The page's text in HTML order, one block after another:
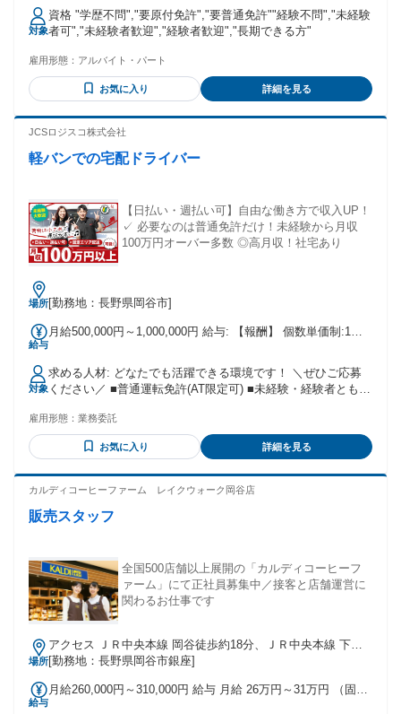
対象
資格 "学歴不問","要原付免許","要普通免許""経験不問","未経験
者可","未経験者歓迎","経験者歓迎","長期できる方"
雇用形態： アルバイト・パート
お気に入り 詳細を見る
JCSロジスコ株式会社
軽バンでの宅配ドライバー
【日払い・週払い可】自由な働き方で収入UP！
✓ 必要なのは普通免許だけ！未経験から月収
100万円オーバー多数 ◎高月収！社宅あり
場所[勤務地：長野県岡谷市]
給与
月給500,000円～1,000,000円 給与: 【報酬】 個数単価制:1個
例)売上81万円:180円×180個配達×25日稼働 ※ご紹介の案件や
お住まいの地域により異なります。 【モデル報酬】 開業2〜3
ヶ月で安定して50万円、 9割の方が平均55万円以上、 稼がれ
る方は90万円〜112万円以上！ 【月収 支払額トップ (直近3ヶ
職：建設業 ２位：110万円 54歳男性 拠点：兵庫県宝塚市 前
職：トラック運転手 ３位：105万円 35歳男性 拠点：静岡県沼
津市 前職：飲食業
対象
求める人材: どなたでも活躍できる環境です！ ＼ぜひご応募
ください／ ■普通運転免許(AT限定可) ■未経験・経験者ともに
40代・50代活躍中 ■Iターン・Uターン・Jターン◎ ■ 女性ドラ
イバーも30名近く活躍中！ └ 荷物は軽めの物がほとんどで
いて収入面も期待したい ・会社に縛られずに働きたい ・人間
る ・日払い・週払いを選びたい ・近場で働きたい ・トラッ
ーや配送先でのコミュニケーションは ありますが、業務中は
ほとんど人との 接触がないので、自分のペースで ストレスフ
リーに働けます!
雇用形態： 業務委託
お気に入り 詳細を見る
カルディコーヒーファーム レイクウォーク岡谷店
販売スタッフ
全国500店舗以上展開の「カルディコーヒーフ
ァーム」にて正社員募集中／接客と店舗運営に
関わるお仕事です
場所
アクセス ＪＲ中央本線 岡谷徒歩約18分、ＪＲ中央本線 下諏
訪徒歩約48分、ＪＲ中央本線 川岸徒歩約65分 ※他店舗への配
あり
[勤務地：長野県岡谷市銀座]
給与
月給260,000円～310,000円 給与 月給 26万円～31万円 （固定